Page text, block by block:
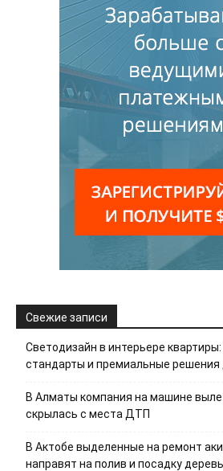
Свежие записи
Светодизайн в интерьере
стандарты и премиальные решения
В Алматы компания на машине
скрылась с места ДТП
В Актобе выделенные на ремонт
направят на полив и посадку